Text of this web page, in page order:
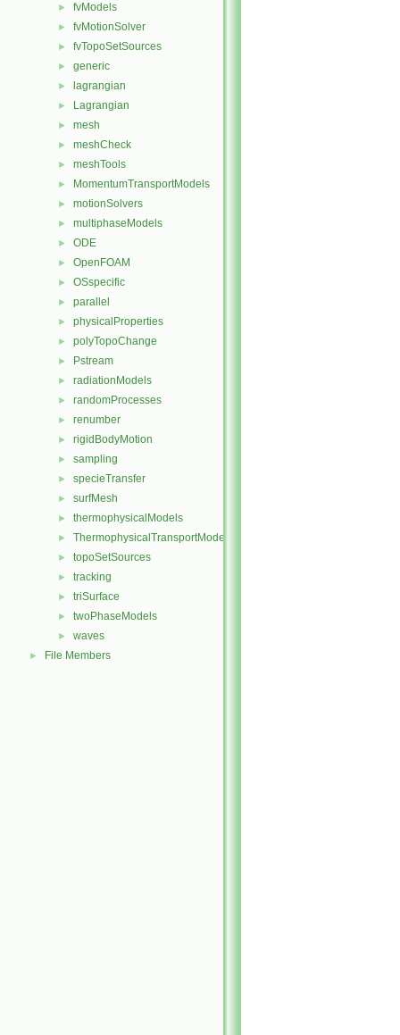
► fvModels
► fvMotionSolver
► fvTopoSetSources
► generic
► lagrangian
► Lagrangian
► mesh
► meshCheck
► meshTools
► MomentumTransportModels
► motionSolvers
► multiphaseModels
► ODE
► OpenFOAM
► OSspecific
► parallel
► physicalProperties
► polyTopoChange
► Pstream
► radiationModels
► randomProcesses
► renumber
► rigidBodyMotion
► sampling
► specieTransfer
► surfMesh
► thermophysicalModels
► ThermophysicalTransportModels
► topoSetSources
► tracking
► triSurface
► twoPhaseModels
► waves
► File Members